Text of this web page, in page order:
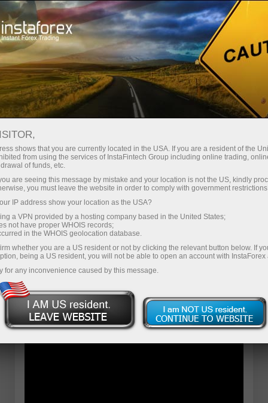
Трейдерам Форекс обзоры Торговый план
01.05.2026: Аналитические
обзоры Форекс: Видеообзор рынка,
торговые рекомендации, ответы на
вопросы
Savdo hisob-varag‘ini ochish
Demo-hisob-varag‘ini ochish
shows that you are currently located in the USA. If you are a resident of the
from using the services of InstaFintech Group including online trading,
of funds, etc.
are seeing this message by mistake and your location is not the US, kindly
you must leave the website in order to comply with government
IP address show your location as the USA?
a VPN provided by a hosting company based in the United States;
not have proper WHOIS records;
in the WHOIS geolocation database.
whether you are a US resident or not by clicking the relevant button below. If
being a US resident, you will not be able to open an account with InstaForex
for any inconvenience caused by this message.